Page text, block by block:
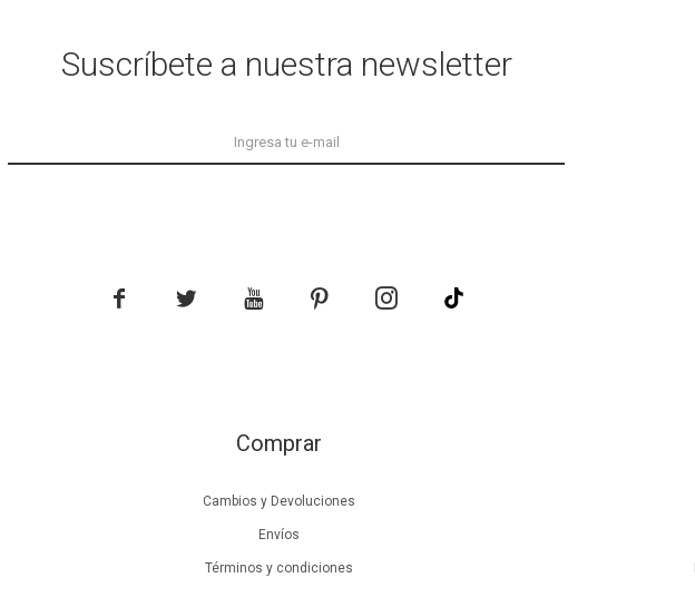
Comprar
Cambios y Devoluciones
Envíos
Términos y condiciones
Suscríbete a nuestra newsletter
    